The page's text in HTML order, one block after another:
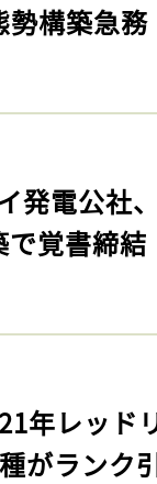
勢構築急務
発電公社
で覚書締結
年レッ
がランク
入りに
ンが必